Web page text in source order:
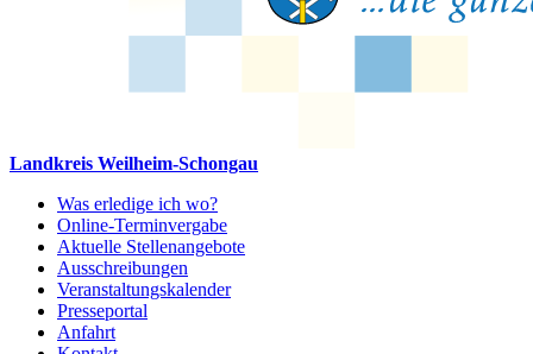
Landkreis Weilheim-Schongau
Was erledige ich wo?
Online-Terminvergabe
Aktuelle Stellenangebote
Ausschreibungen
Veranstaltungskalender
Presseportal
Anfahrt